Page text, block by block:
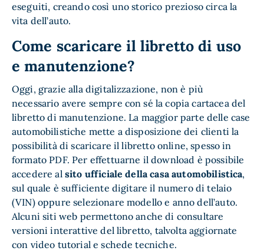
eseguiti, creando così uno storico prezioso circa la
vita dell’auto.
Come scaricare il libretto di uso
e manutenzione?
Oggi, grazie alla digitalizzazione, non è più
necessario avere sempre con sé la copia cartacea del
libretto di manutenzione. La maggior parte delle case
automobilistiche mette a disposizione dei clienti la
possibilità di scaricare il libretto online, spesso in
formato PDF. Per effettuarne il download è possibile
accedere al sito ufficiale della casa automobilistica,
sul quale è sufficiente digitare il numero di telaio
(VIN) oppure selezionare modello e anno dell’auto.
Alcuni siti web permettono anche di consultare
versioni interattive del libretto, talvolta aggiornate
con video tutorial e schede tecniche.